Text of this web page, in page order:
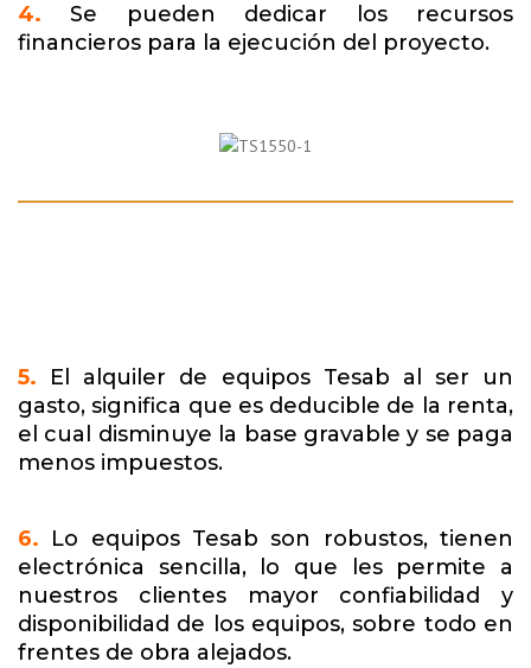
4.Se pueden dedicar los recursos
financieros para la ejecución del proyecto.
5. El alquiler de equipos Tesab al ser un
gasto, significa que es deducible de la renta,
el cual disminuye la base gravable y se paga
menos impuestos.
6. Lo equipos Tesab son robustos, tienen
electrónica sencilla, lo que les permite a
nuestros clientes mayor confiabilidad y
disponibilidad de los equipos, sobre todo en
frentes de obra alejados.